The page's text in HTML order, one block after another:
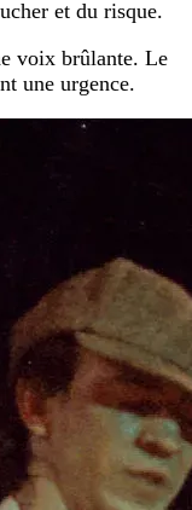
et du risque.
voix brûlante. Le
une urgence.